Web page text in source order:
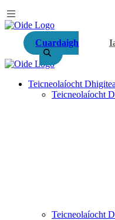
Cuardaigh
Teicneolaíocht
Teicneolaíocht
Teicneolaíocht